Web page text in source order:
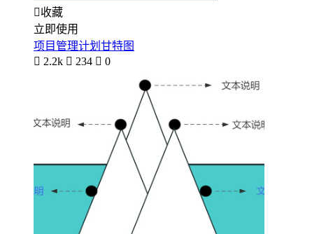
收藏
立即使用
项目管理计划甘特图
 2.2k  234  0